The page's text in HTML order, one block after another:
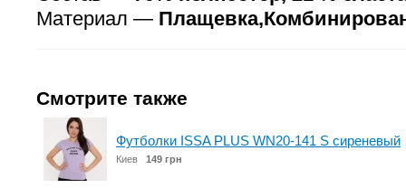
Материал —
Смотрите также
Футболки ISSA PLUS WN20-141 S сиреневый
Киев 149 грн